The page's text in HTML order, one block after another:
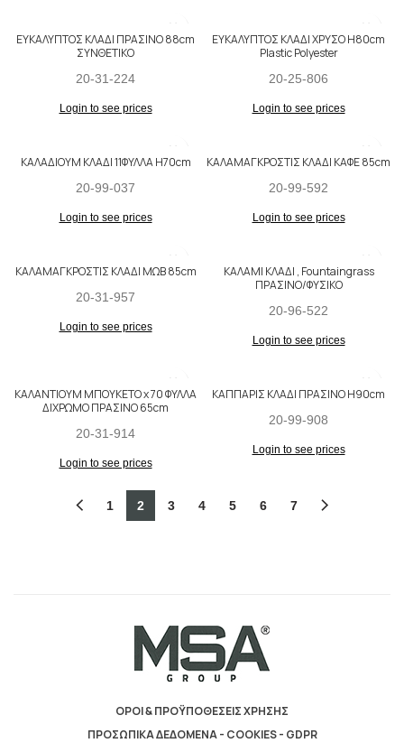
ΕΥΚΑΛΥΠΤΟΣ ΚΛΑΔΙ ΠΡΑΣΙΝΟ 88cm
ΣΥΝΘΕΤΙΚΟ
20-31-224
Login to see prices
ΕΥΚΑΛΥΠΤΟΣ ΚΛΑΔΙ ΧΡΥΣΟ H80cm
Plastic Polyester
20-25-806
Login to see prices
ΚΑΛΑΔΙΟΥΜ ΚΛΑΔΙ 11ΦΥΛΛΑ H70cm
20-99-037
Login to see prices
ΚΑΛΑΜΑΓΚΡΟΣΤΙΣ ΚΛΑΔΙ ΚΑΦΕ 85cm
20-99-592
Login to see prices
ΚΑΛΑΜΑΓΚΡΟΣΤΙΣ ΚΛΑΔΙ ΜΩΒ 85cm
20-31-957
Login to see prices
ΚΑΛΑΜΙ ΚΛΑΔΙ , Fountaingrass
ΠΡΑΣΙΝΟ/ΦΥΣΙΚΟ
20-96-522
Login to see prices
ΚΑΛΑΝΤΙΟΥΜ ΜΠΟΥΚΕΤΟ x 70 ΦΥΛΛΑ
ΔΙΧΡΩΜΟ ΠΡΑΣΙΝΟ 65cm
20-31-914
Login to see prices
ΚΑΠΠΑΡΙΣ ΚΛΑΔΙ ΠΡΑΣΙΝΟ H90cm
20-99-908
Login to see prices
1 2 3 4 5 6 7
ΟΡΟΙ & ΠΡΟΫΠΟΘΕΣΕΙΣ ΧΡΗΣΗΣ
ΠΡΟΣΩΠΙΚΑ ΔΕΔΟΜΕΝΑ - COOKIES - GDPR